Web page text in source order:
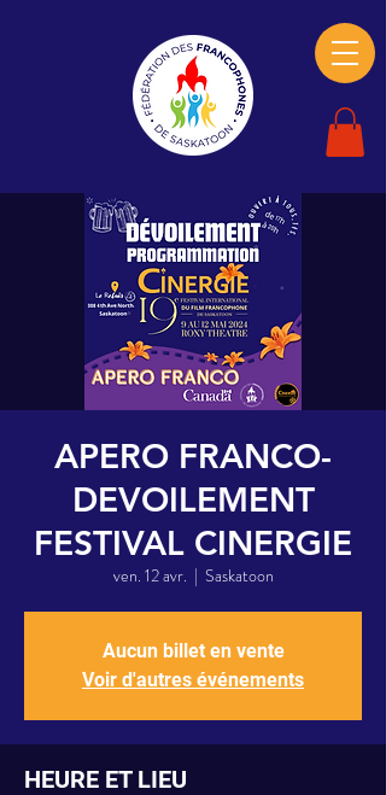
APERO FRANCO-
DEVOILEMENT
FESTIVAL CINERGIE
ven. 12 avr.
  |
Saskatoon
Aucun billet en vente
Voir d'autres événements
HEURE ET LIEU